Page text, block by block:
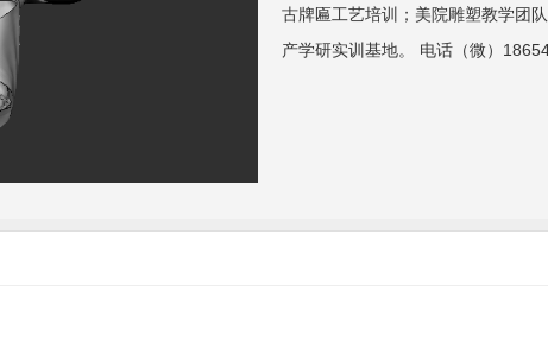
古牌匾工艺培训；美院雕塑教学团
产学研实训基地。 电话（微）